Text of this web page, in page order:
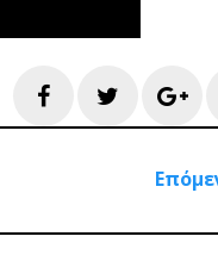
FacebookTwitter